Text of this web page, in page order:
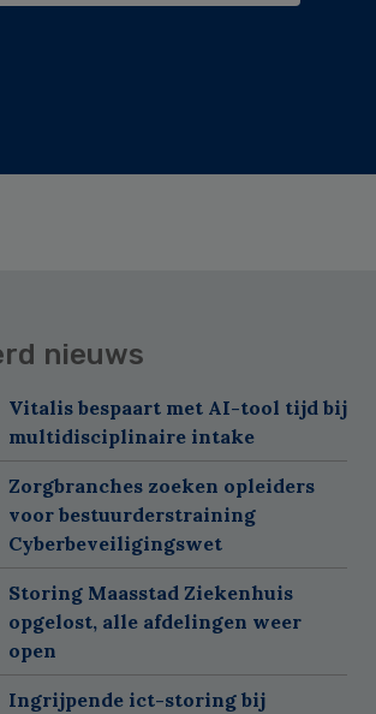
nieuws
Vitalis bespaart met AI-tool tijd bij
multidisciplinaire intake
Zorgbranches zoeken opleiders
voor bestuurderstraining
Cyberbeveiligingswet
Storing Maasstad Ziekenhuis
opgelost, alle afdelingen weer
open
Ingrijpende ict-storing bij